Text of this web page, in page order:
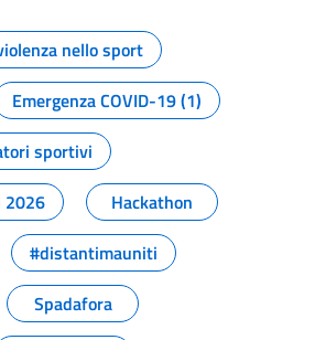
della pagina
nello sport
Emergenza COVID-19 (1)
sportivi
2026
Hackathon
#distantimauniti
Spadafora